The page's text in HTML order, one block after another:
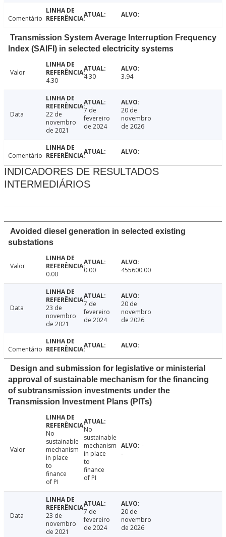
Comentário
Transmission System Average Interruption Frequency
Index (SAIFI) in selected electricity systems
Valor
4.30
4.30 3.94
Data
22 de
novembro
de 2021
7 de
fevereiro
de 2024
20 de
novembro
de 2026
Comentário
INDICADORES DE RESULTADOS
INTERMEDIÁRIOS
Avoided diesel generation in selected existing
substations
Valor
0.00
0.00 455600.00
Data
23 de
novembro
de 2021
7 de
fevereiro
de 2024
20 de
novembro
de 2026
Comentário
Design and submission for legislative or ministerial
approval of sustainable mechanism for the financing
of subtransmission investments under the
Transmission Investment Plans (PITs)
Valor
No
sustainable
mechanism
in place
to
finance
of PI
No
sustainable
mechanism
in place
to
finance
of PI
-
-
Data
23 de
novembro
de 2021
7 de
fevereiro
de 2024
20 de
novembro
de 2026